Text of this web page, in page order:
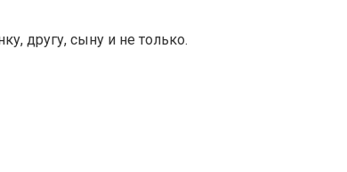
другу, сыну и не только.